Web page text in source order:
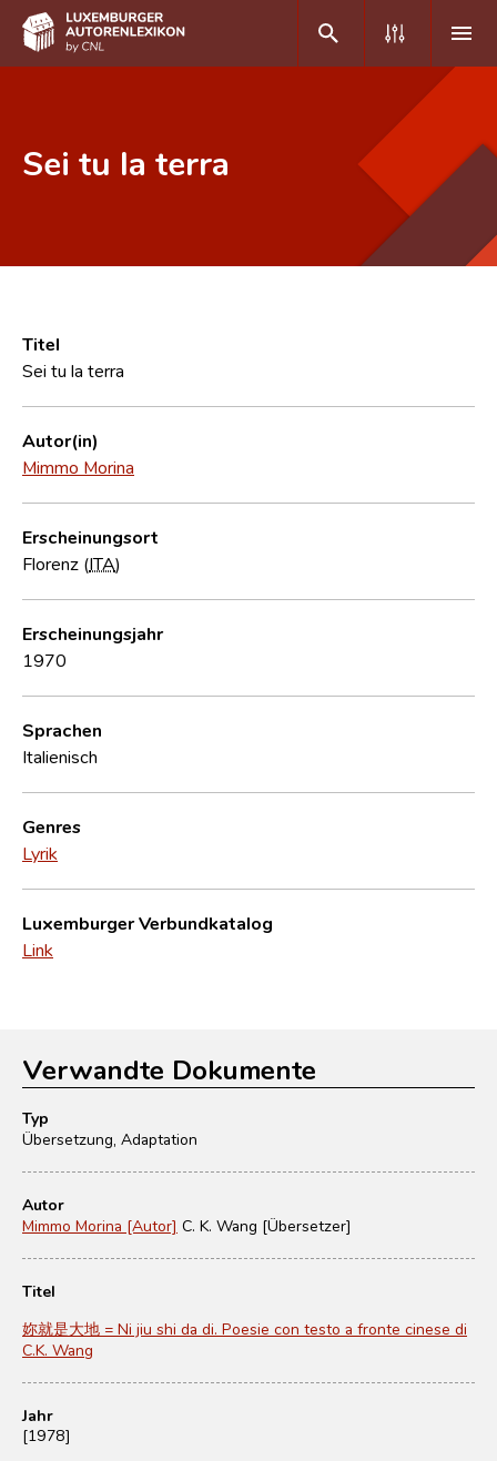
Häufige Fragen und Antworten
CNL
Forschungsgruppe
Kontakt
Sei tu la terra
Titel
Sei tu la terra
Autor(in)
Mimmo Morina
Erscheinungsort
Florenz (ITA)
Erscheinungsjahr
1970
Sprachen
Italienisch
Genres
Lyrik
Luxemburger Verbundkatalog
Link
Verwandte Dokumente
Typ
Übersetzung, Adaptation
Autor
Mimmo Morina [Autor] C. K. Wang [Übersetzer]
Titel
妳就是大地 = Ni jiu shi da di. Poesie con testo a fronte cinese di
C.K. Wang
Jahr
[1978]